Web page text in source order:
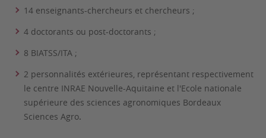
14 enseignants-chercheurs et chercheurs ;
4 doctorants ou post-doctorants ;
8 BIATSS/ITA ;
2 personnalités extérieures, représentant respectivement
le centre INRAE Nouvelle-Aquitaine et l'Ecole nationale
supérieure des sciences agronomiques Bordeaux
Sciences Agro.